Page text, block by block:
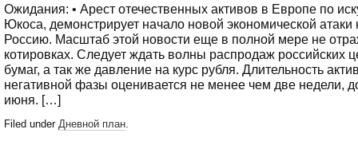
Ожидания: • Арест отечественных активов в Европе по
Юкоса, демонстрирует начало новой экономической атаки
Россию. Масштаб этой новости еще в полной мере не
котировках. Следует ждать волны распродаж российских
бумаг, а так же давление на курс рубля. Длительность
негативной фазы оценивается не менее чем две недели,
июня. […]
Filed under Дневной план